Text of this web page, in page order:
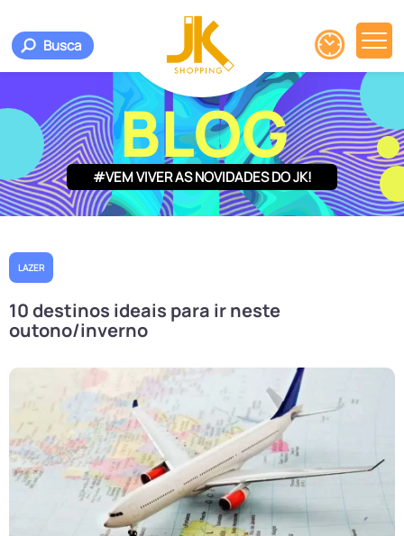
Busca
BLOG
#VEM VIVER AS NOVIDADES DO JK!
LAZER
10 destinos ideais para ir neste
outono/inverno